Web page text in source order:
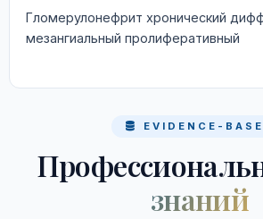
Гломерулонефрит хронический
мезангиальный пролиферативный
EVIDENCE-
знаний